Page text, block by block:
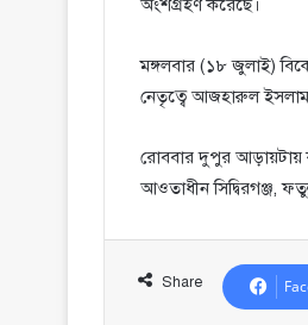
অংশগ্রহণ করেছে।
মঙ্গলবার (১৮ জুলাই)
নেতৃত্বে আজহারুল ইসলাম
রোববার দুপুর আড়ায়টায়
আওতাধীন সিদ্বিরগঞ্জ,
Share